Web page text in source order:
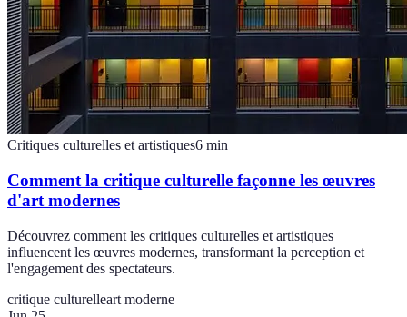
Critiques culturelles et artistiques6 min
Comment la critique culturelle façonne les œuvres
d'art modernes
Découvrez comment les critiques culturelles et artistiques
influencent les œuvres modernes, transformant la perception et
l'engagement des spectateurs.
critique culturelleart moderne